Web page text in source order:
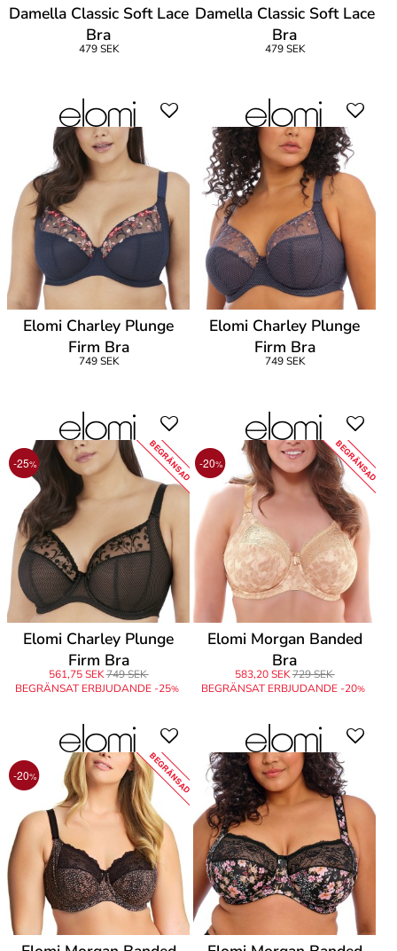
Damella Classic Soft Lace
Bra
479 SEK
Damella Classic Soft Lace
Bra
479 SEK
Elomi Charley Plunge
Firm Bra
749 SEK
Elomi Charley Plunge
Firm Bra
749 SEK
-25% BEGRÄNSAD
Elomi Charley Plunge
Firm Bra
561,75 SEK749 SEK
BEGRÄNSAT ERBJUDANDE -25%
-20% BEGRÄNSAD
Elomi Morgan Banded
Bra
583,20 SEK729 SEK
BEGRÄNSAT ERBJUDANDE -20%
-20% BEGRÄNSAD